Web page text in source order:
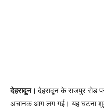
देहरादून।देहरादून के राजपुर रोड
अचानक आग लग गई। यह घटना